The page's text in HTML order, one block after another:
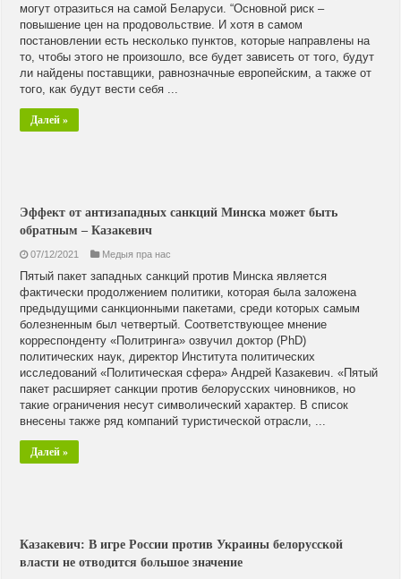
могут отразиться на самой Беларуси. “Основной риск –
повышение цен на продовольствие. И хотя в самом
постановлении есть несколько пунктов, которые направлены на
то, чтобы этого не произошло, все будет зависеть от того, будут
ли найдены поставщики, равнозначные европейским, а также от
того, как будут вести себя ...
Далей »
Эффект от антизападных санкций Минска может быть
обратным – Казакевич
07/12/2021 Медыя пра нас
Пятый пакет западных санкций против Минска является
фактически продолжением политики, которая была заложена
предыдущими санкционными пакетами, среди которых самым
болезненным был четвертый. Соответствующее мнение
корреспонденту «Политринга» озвучил доктор (PhD)
политических наук, директор Института политических
исследований «Политическая сфера» Андрей Казакевич. «Пятый
пакет расширяет санкции против белорусских чиновников, но
такие ограничения несут символический характер. В список
внесены также ряд компаний туристической отрасли, ...
Далей »
Казакевич: В игре России против Украины белорусской
власти не отводится большое значение